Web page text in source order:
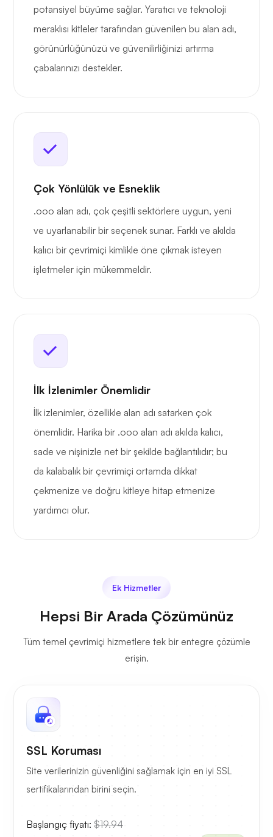
potansiyel büyüme sağlar. Yaratıcı ve teknoloji
meraklısı kitleler tarafından güvenilen bu alan adı,
görünürlüğünüzü ve güvenilirliğinizi artırma
çabalarınızı destekler.
Çok Yönlülük ve Esneklik
.ooo alan adı, çok çeşitli sektörlere uygun, yeni
ve uyarlanabilir bir seçenek sunar. Farklı ve akılda
kalıcı bir çevrimiçi kimlikle öne çıkmak isteyen
işletmeler için mükemmeldir.
İlk İzlenimler Önemlidir
İlk izlenimler, özellikle alan adı satarken çok
önemlidir. Harika bir .ooo alan adı akılda kalıcı,
sade ve nişinizle net bir şekilde bağlantılıdır; bu
da kalabalık bir çevrimiçi ortamda dikkat
çekmenize ve doğru kitleye hitap etmenize
yardımcı olur.
Ek Hizmetler
Hepsi Bir Arada Çözümünüz
Tüm temel çevrimiçi hizmetlere tek bir entegre çözümle
erişin.
SSL Koruması
Site verilerinizin güvenliğini sağlamak için en iyi SSL
sertifikalarından birini seçin.
Başlangıç fiyatı: $19.94